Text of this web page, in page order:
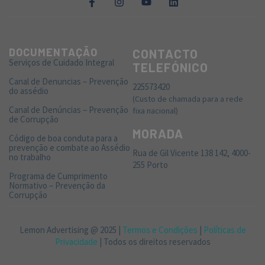
DOCUMENTAÇÃO
Serviços de Cuidado Integral
Canal de Denuncias – Prevenção
do assédio
Canal de Denúncias – Prevenção
de Corrupção
Código de boa conduta para a
prevenção e combate ao Assédio
no trabalho
Programa de Cumprimento
Normativo – Prevenção da
Corrupção
CONTACTO
TELEFÓNICO
225573420
(Custo de chamada para a rede
fixa nacional)
MORADA
Rua de Gil Vicente 138 142, 4000-
255 Porto
Lemon Advertising @ 2025 | Termos e Condições | Políticas de
Privacidade | Todos os direitos reservados